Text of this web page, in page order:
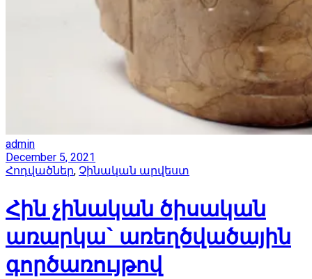
admin
December 5, 2021
Հոդվածներ, Չինական արվեստ
Հին չինական ծիսական
առարկա` առեղծվածային
գործառույթով